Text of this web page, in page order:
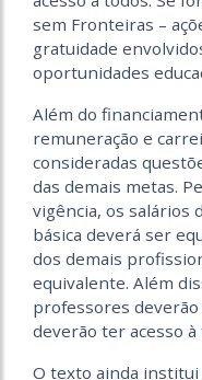
sem Fronteiras –
gratuidade
oportunidades
Além do
remuneração e
consideradas
das demais metas.
vigência, os salários
básica deverá ser
dos demais
equivalente. Além
professores
deverão ter acesso
O texto ainda institui